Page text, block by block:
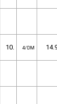
10. 4/DM